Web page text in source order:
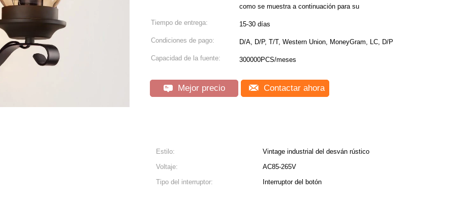
como se muestra a continuación para su
Tiempo de entrega: 15-30 días
Condiciones de pago: D/A, D/P, T/T, Western Union, MoneyGram, LC, D/P
Capacidad de la fuente: 300000PCS/meses
Mejor precio Contactar ahora
Estilo:
Vintage industrial del desván rústico
Voltaje:
AC85-265V
Tipo del interruptor:
Interruptor del botón